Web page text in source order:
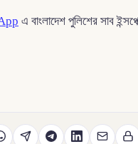
এ বাংলাদেশ পুলিশের সাব